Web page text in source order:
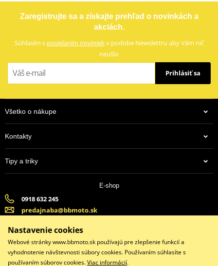
Zaregistrujte sa a získajte prehľad o novinkách a
akciách.
Súhlasím s posielaním noviniekv podobe Newslettru aby Vám nič
neušlo
Prihlásiť sa
Všetko o nákupe
Kontakty
Tipy a triky
E-shop
0918 632 245
predajnaba@bbmoto.sk
(Po-Pi 9:00-18:00, So-9:00-15:00)
Nastavenie cookies
Webové stránky www.bbmoto.sk používajú pre zlepšenie funkcií a
vyhodnotenie návštevnosti súbory cookies. Používaním súhlasíte s
používaním súborov cookies.Viac informácií.